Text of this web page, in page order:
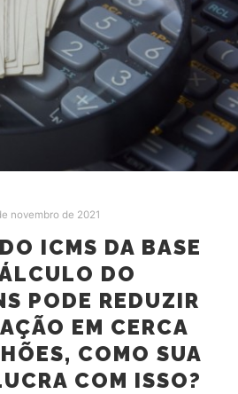
novembro de 2021
ICMS DA BASE
DO
PODE REDUZIR
EM CERCA
COMO SUA
COM ISSO?